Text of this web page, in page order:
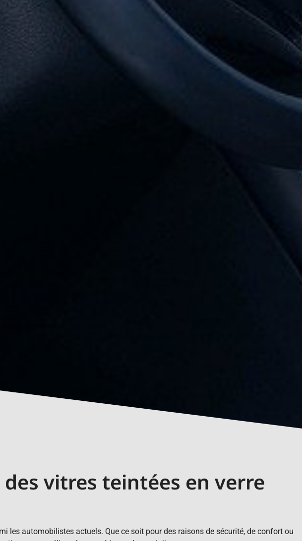
vitres teintées en verre
les automobilistes actuels. Que ce soit pour des raisons de sécurité, de confort ou